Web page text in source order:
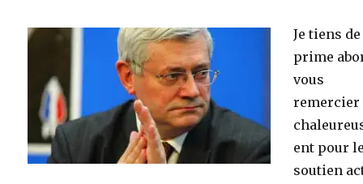
Je tiens de
prime
vous
remercier
ent pour
soutien